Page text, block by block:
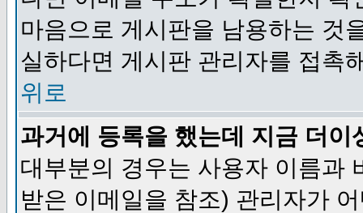
마음으로 게시판을 남용하는 것
실하다면 게시판 관리자를 접촉
위로
과거에 등록을 했는데 지금 더
대부분의 경우는 사용자 이름과
받은 이메일을 참조) 관리자가